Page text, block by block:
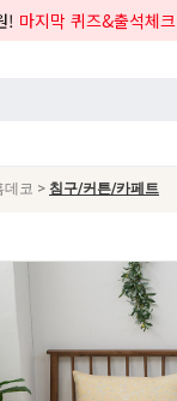
! 마지막 퀴즈&출석체크
데코 > 침구/커튼/카페트